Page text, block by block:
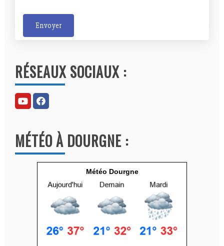
Envoyer
t
e
r
n
t
i
RÉSEAUX SOCIAUX :
MÉTÉO À DOURGNE :
Météo Dourgne